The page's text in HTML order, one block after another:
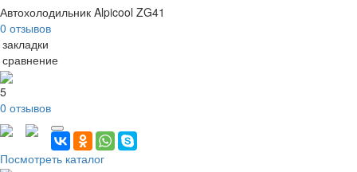
Автохолодильник Alpicool ZG41
0 отзывов
5
0 отзывов
Посмотреть каталог